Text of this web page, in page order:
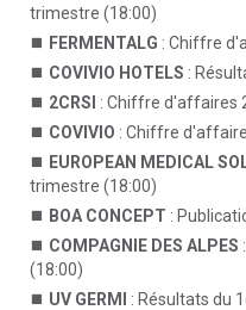
trimestre (18:00)
FERMENTALG : Chiffre
COVIVIO HOTELS :
2CRSI : Chiffre d'affaires
COVIVIO : Chiffre
EUROPEAN MEDICAL
trimestre (18:00)
BOA CONCEPT :
COMPAGNIE DES ALPES
(18:00)
UV GERMI
: Résultats du